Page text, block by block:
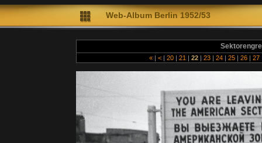
Web-Album Berlin 1952/53
« | < | 20 | 21 | 22 | 23 | 24 | 25 | 26 | 27